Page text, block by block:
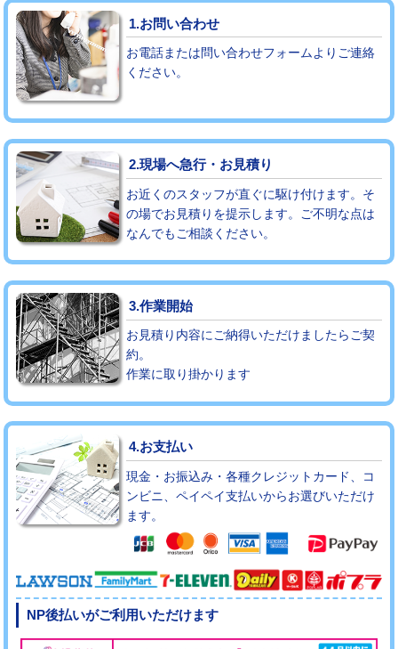
コンクリート斫り（厚さ10㎝まで）
コンクリート斫り（厚さ10㎝超え） 38,500円
モルタル補修（厚さ10㎝まで）
モルタル補修（厚さ10㎝超え） 38,500円
追加人工 16,500円
廃棄・処分 現場見積
※給水管工事は20mmまでの価格です。
1.お問い合わせ
お電話または問い合わせフォームよりご連絡
ください。
2.現場へ急行・お見積り
お近くのスタッフが直ぐに駆け付けます。そ
の場でお見積りを提示します。ご不明な点は
なんでもご相談ください。
3.作業開始
お見積り内容にご納得いただけましたらご契
約。
作業に取り掛かります
4.お支払い
現金・お振込み・各種クレジットカード、コ
ンビニ、ペイペイ支払いからお選びいただけ
ます。
NP後払いがご利用いただけます